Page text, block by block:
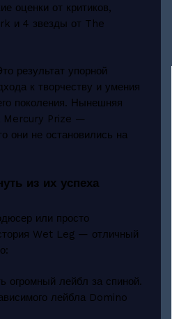
оценки от критиков,
и 4 звезды от The
результат упорной
к творчеству и умения
поколения. Нынешняя
Mercury Prize —
они не остановились на
из их успеха
или просто
Wet Leg — отличный
огромный лейбл за спиной.
лейбла Domino